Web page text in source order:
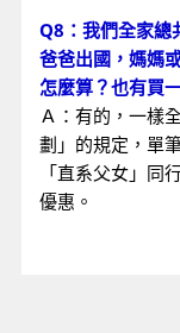
Q8：我們全家總
爸爸出國，媽媽
怎麼算？也有買
Ａ：有的，一樣
劃」的規定，單
「直系父女」同
優惠。